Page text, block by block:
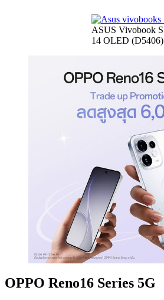
ASUS Vivobook S
14 OLED (D5406)
OPPO Reno16 Series 5G